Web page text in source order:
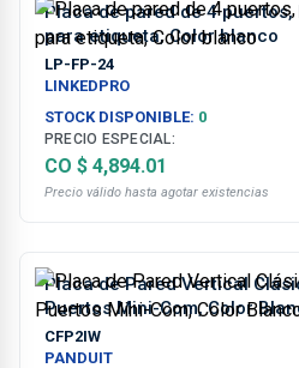
Placa de pared de 4
para etiqueta, Color blanco
LP-FP-24
LINKEDPRO
STOCK DISPONIBLE: 0
PRECIO ESPECIAL:
CO $ 4,894.01
Precio válido hasta agotar existencias
Placa de Pared Vertical
Puertos Mini-Com, Color
CFP2IW
PANDUIT